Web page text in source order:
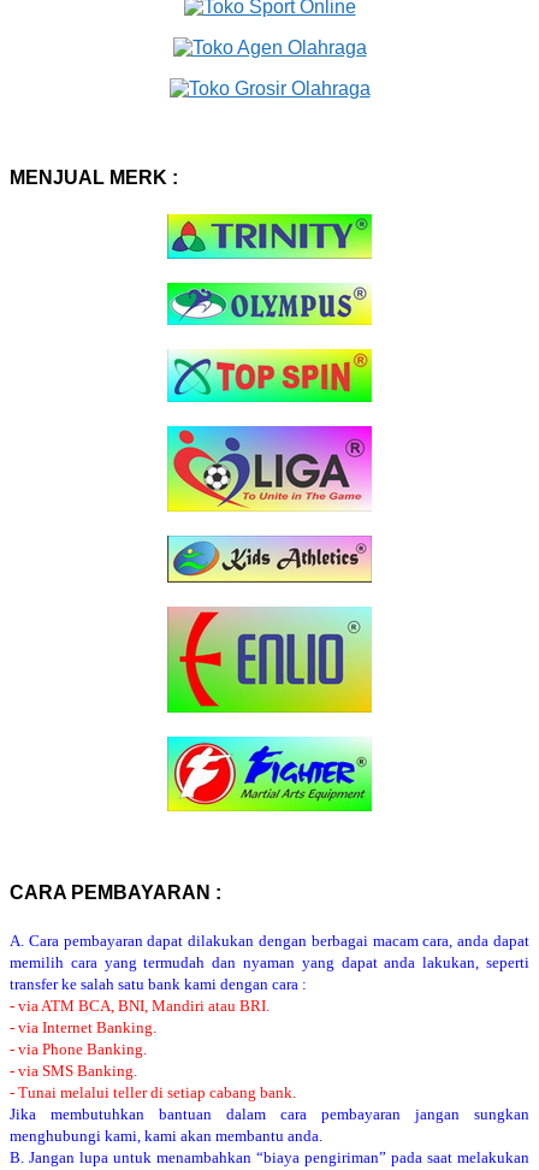
MENJUAL MERK :
CARA PEMBAYARAN :
A. Cara pembayaran dapat dilakukan dengan berbagai macam cara, anda dapat
memilih cara yang termudah dan nyaman yang dapat anda lakukan, seperti
transfer ke salah satu bank kami dengan cara :
- via ATM BCA, BNI, Mandiri atau BRI.
- via Internet Banking.
- via Phone Banking.
- via SMS Banking.
- Tunai melalui teller di setiap cabang bank.
Jika membutuhkan bantuan dalam cara pembayaran jangan sungkan
menghubungi kami, kami akan membantu anda.
B. Jangan lupa untuk menambahkan “biaya pengiriman” pada saat melakukan